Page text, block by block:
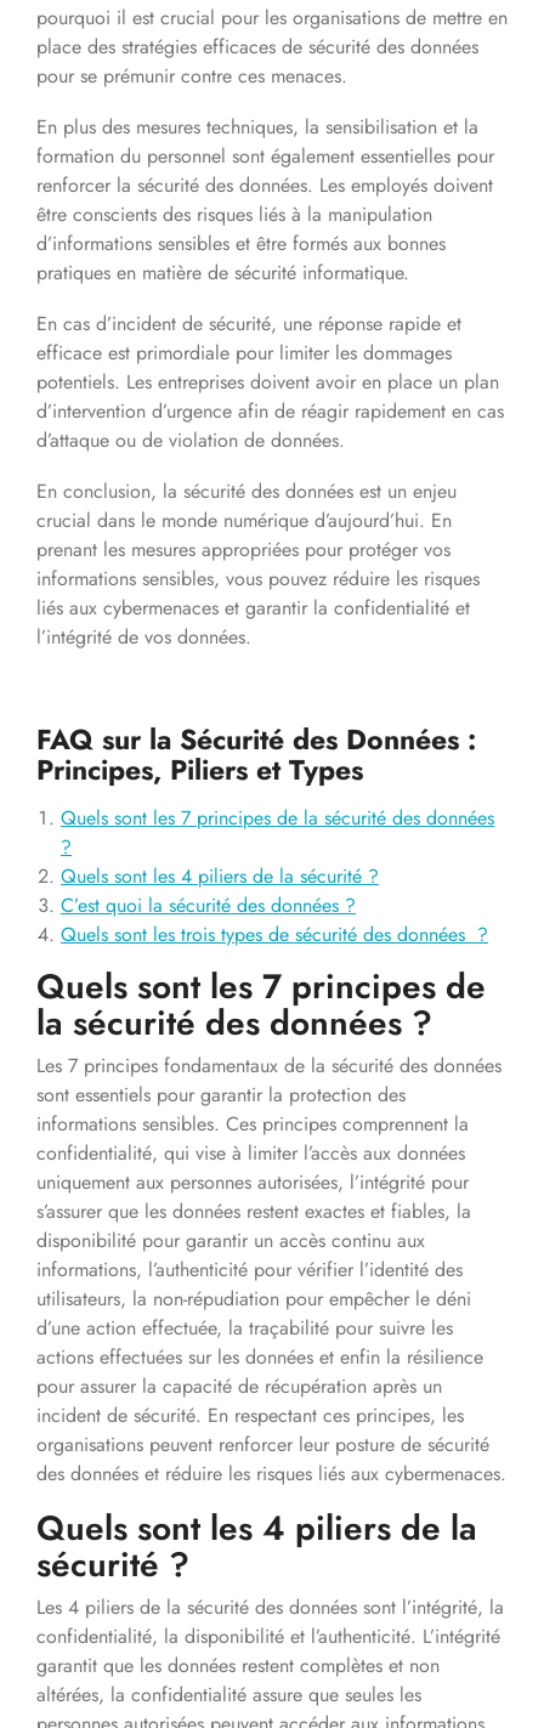
pourquoi il est crucial pour les organisations de mettre en
place des stratégies efficaces de sécurité des données
pour se prémunir contre ces menaces.
En plus des mesures techniques, la sensibilisation et la
formation du personnel sont également essentielles pour
renforcer la sécurité des données. Les employés doivent
être conscients des risques liés à la manipulation
d’informations sensibles et être formés aux bonnes
pratiques en matière de sécurité informatique.
En cas d’incident de sécurité, une réponse rapide et
efficace est primordiale pour limiter les dommages
potentiels. Les entreprises doivent avoir en place un plan
d’intervention d’urgence afin de réagir rapidement en cas
d’attaque ou de violation de données.
En conclusion, la sécurité des données est un enjeu
crucial dans le monde numérique d’aujourd’hui. En
prenant les mesures appropriées pour protéger vos
informations sensibles, vous pouvez réduire les risques
liés aux cybermenaces et garantir la confidentialité et
l’intégrité de vos données.
FAQ sur la Sécurité des Données :
Principes, Piliers et Types
Quels sont les 7 principes de la sécurité des données
?
Quels sont les 4 piliers de la sécurité ?
C’est quoi la sécurité des données ?
Quels sont les trois types de sécurité des données ?
Quels sont les 7 principes de
la sécurité des données ?
Les 7 principes fondamentaux de la sécurité des données
sont essentiels pour garantir la protection des
informations sensibles. Ces principes comprennent la
confidentialité, qui vise à limiter l’accès aux données
uniquement aux personnes autorisées, l’intégrité pour
s’assurer que les données restent exactes et fiables, la
disponibilité pour garantir un accès continu aux
informations, l’authenticité pour vérifier l’identité des
utilisateurs, la non-répudiation pour empêcher le déni
d’une action effectuée, la traçabilité pour suivre les
actions effectuées sur les données et enfin la résilience
pour assurer la capacité de récupération après un
incident de sécurité. En respectant ces principes, les
organisations peuvent renforcer leur posture de sécurité
des données et réduire les risques liés aux cybermenaces.
Quels sont les 4 piliers de la
sécurité ?
Les 4 piliers de la sécurité des données sont l’intégrité, la
confidentialité, la disponibilité et l’authenticité. L’intégrité
garantit que les données restent complètes et non
altérées, la confidentialité assure que seules les